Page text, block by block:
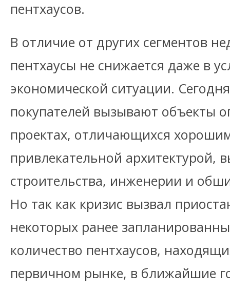
пентхаусов.
В отличие от других сегментов
пентхаусы не снижается даже в
экономической ситуации.
покупателей вызывают объекты
проектах, отличающихся
привлекательной архитектурой,
строительства, инженерии и
Но так как кризис вызвал
некоторых ранее
количество пентхаусов,
первичном рынке, в ближайшие